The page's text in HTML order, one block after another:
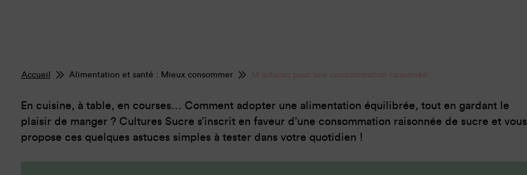
Accueil Alimentation et santé : Mieux consommer 14 astuces pour une consommation raisonnée
En cuisine, à table, en courses… Comment adopter une alimentation équilibrée, tout en gardant le
plaisir de manger ? Cultures Sucre s’inscrit en faveur d’une consommation raisonnée de sucre et vous
propose ces quelques astuces simples à tester dans votre quotidien !